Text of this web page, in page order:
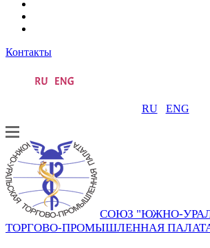
Контакты
RU ENG
СОЮЗ "ЮЖНО-
ТОРГОВО-ПРОМЫШЛЕННАЯ